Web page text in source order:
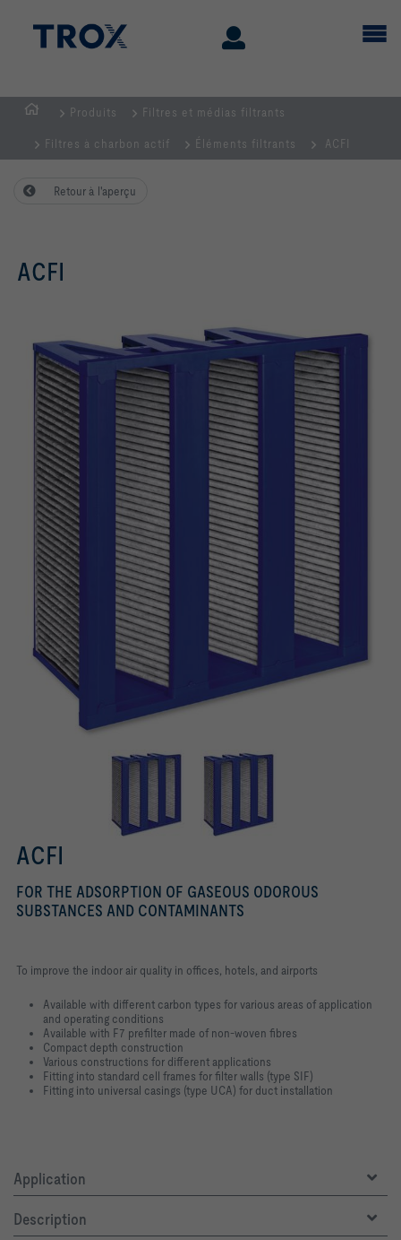
d'accueil
Produits Filtres et médias filtrants
Filtres à charbon actif Éléments filtrants ACFI
Retour à l'aperçu
ACFI
ACFI
FOR THE ADSORPTION OF GASEOUS ODOROUS
SUBSTANCES AND CONTAMINANTS
To improve the indoor air quality in offices, hotels, and airports
Available with different carbon types for various areas of application
and operating conditions
Available with F7 prefilter made of non-woven fibres
Compact depth construction
Various constructions for different applications
Fitting into standard cell frames for filter walls (type SIF)
Fitting into universal casings (type UCA) for duct installation
Application
Description